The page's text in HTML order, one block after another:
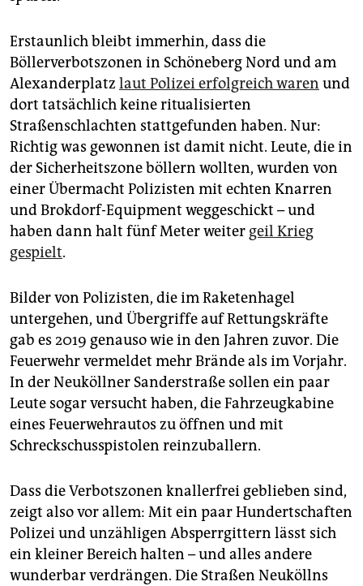
Erstaunlich bleibt immerhin, dass die
Böllerverbotszonen in Schöneberg Nord und am
Alexanderplatz laut Polizei erfolgreich waren und
dort tatsächlich keine ritualisierten
Straßenschlachten stattgefunden haben. Nur:
Richtig was gewonnen ist damit nicht. Leute, die in
der Sicherheitszone böllern wollten, wurden von
einer Übermacht Polizisten mit echten Knarren
und Brokdorf-Equipment weggeschickt – und
haben dann halt fünf Meter weiter geil Krieg
gespielt.
Bilder von Polizisten, die im Raketenhagel
untergehen, und Übergriffe auf Rettungskräfte
gab es 2019 genauso wie in den Jahren zuvor. Die
Feuerwehr vermeldet mehr Brände als im Vorjahr.
In der Neuköllner Sanderstraße sollen ein paar
Leute sogar versucht haben, die Fahrzeugkabine
eines Feuerwehrautos zu öffnen und mit
Schreckschusspistolen reinzuballern.
Dass die Verbotszonen knallerfrei geblieben sind,
zeigt also vor allem: Mit ein paar Hundertschaften
Polizei und unzähligen Absperrgittern lässt sich
ein kleiner Bereich halten – und alles andere
wunderbar verdrängen. Die Straßen Neuköllns